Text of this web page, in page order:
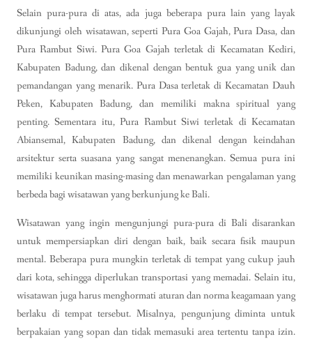
Selain pura-pura di atas, ada juga beberapa pura lain yang layak
dikunjungi oleh wisatawan, seperti Pura Goa Gajah, Pura Dasa, dan
Pura Rambut Siwi. Pura Goa Gajah terletak di Kecamatan Kediri,
Kabupaten Badung, dan dikenal dengan bentuk gua yang unik dan
pemandangan yang menarik. Pura Dasa terletak di Kecamatan Dauh
Peken, Kabupaten Badung, dan memiliki makna spiritual yang
penting. Sementara itu, Pura Rambut Siwi terletak di Kecamatan
Abiansemal, Kabupaten Badung, dan dikenal dengan keindahan
arsitektur serta suasana yang sangat menenangkan. Semua pura ini
memiliki keunikan masing-masing dan menawarkan pengalaman yang
berbeda bagi wisatawan yang berkunjung ke Bali.
Wisatawan yang ingin mengunjungi pura-pura di Bali disarankan
untuk mempersiapkan diri dengan baik, baik secara fisik maupun
mental. Beberapa pura mungkin terletak di tempat yang cukup jauh
dari kota, sehingga diperlukan transportasi yang memadai. Selain itu,
wisatawan juga harus menghormati aturan dan norma keagamaan yang
berlaku di tempat tersebut. Misalnya, pengunjung diminta untuk
berpakaian yang sopan dan tidak memasuki area tertentu tanpa izin.